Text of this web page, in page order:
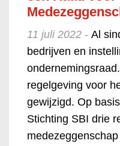
11 juli 2022 - Al
bedrijven en
regelgeving voor
gewijzigd. Op
Stichting SBI drie